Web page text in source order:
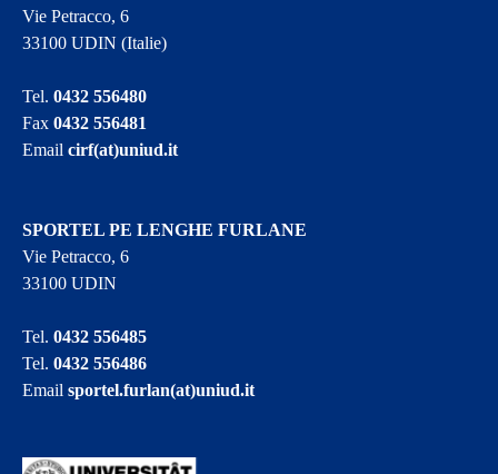
Vie Petracco, 6
33100 UDIN (Italie)
Tel.0432 556480
Fax0432 556481
Emailcirf(at)uniud.it
SPORTEL PE LENGHE FURLANE
Vie Petracco, 6
33100 UDIN
Tel.0432 556485
Tel.0432 556486
Emailsportel.furlan(at)uniud.it